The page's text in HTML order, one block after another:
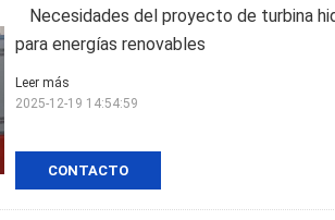
Necesidades del proyecto de turbina
para energías renovables
CONTACTO
Leer más
2025-12-19 14:54:59